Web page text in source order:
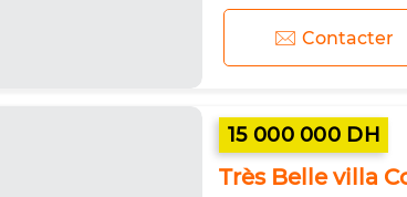
Contacter
15 000 000 DH
Très Belle villa